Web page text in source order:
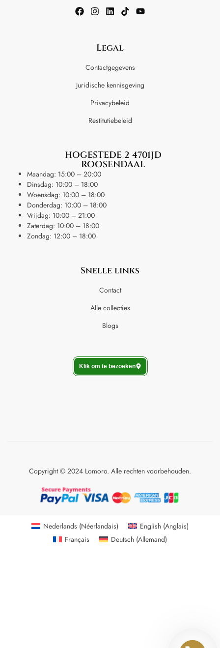
Legal
Contactgegevens
Juridische kennisgeving
Privacybeleid
Restitutiebeleid
HOGESTEDE 2 4701JD
ROOSENDAAL
Maandag: 15:00 – 20:00
Dinsdag: 10:00 – 18:00
Woensdag: 10:00 – 18:00
Donderdag: 10:00 – 18:00
Vrijdag: 10:00 – 21:00
Zaterdag: 10:00 – 18:00
Zondag: 12:00 – 18:00
Snelle links
Contact
Alle collecties
Blogs
Klik om te bezoeken
Copyright © 2024 Lomoro. Alle rechten voorbehouden.
Nederlands (Néerlandais) English(Anglais)
Français
Deutsch(Allemand)